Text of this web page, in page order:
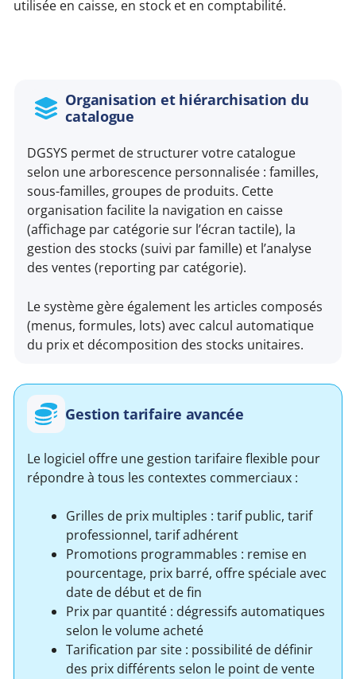
utilisée en caisse, en stock et en comptabilité.
Organisation et hiérarchisation du
catalogue
DGSYS permet de structurer votre catalogue
selon une arborescence personnalisée : familles,
sous-familles, groupes de produits. Cette
organisation facilite la navigation en caisse
(affichage par catégorie sur l’écran tactile), la
gestion des stocks (suivi par famille) et l’analyse
des ventes (reporting par catégorie).
Le système gère également les articles composés
(menus, formules, lots) avec calcul automatique
du prix et décomposition des stocks unitaires.
Gestion tarifaire avancée
Le logiciel offre une gestion tarifaire flexible pour
répondre à tous les contextes commerciaux :
Grilles de prix multiples : tarif public, tarif
professionnel, tarif adhérent
Promotions programmables : remise en
pourcentage, prix barré, offre spéciale avec
date de début et de fin
Prix par quantité : dégressifs automatiques
selon le volume acheté
Tarification par site : possibilité de définir
des prix différents selon le point de vente